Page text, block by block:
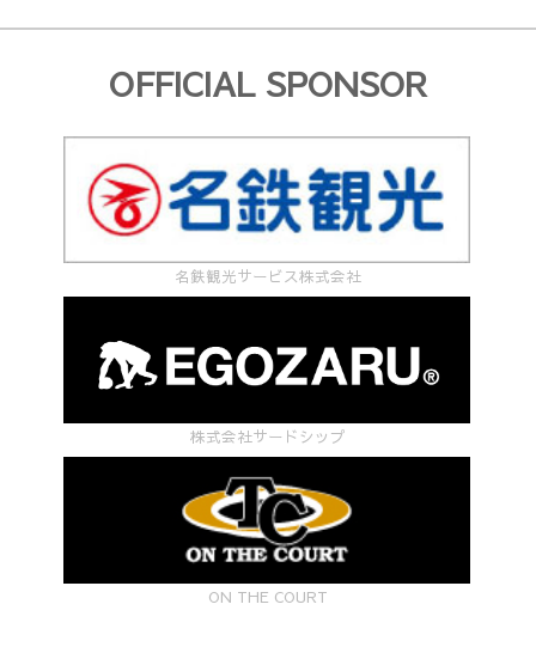
OFFICIAL SPONSOR
名鉄観光サービス株式会社
株式会社サードシップ
ON THE COURT